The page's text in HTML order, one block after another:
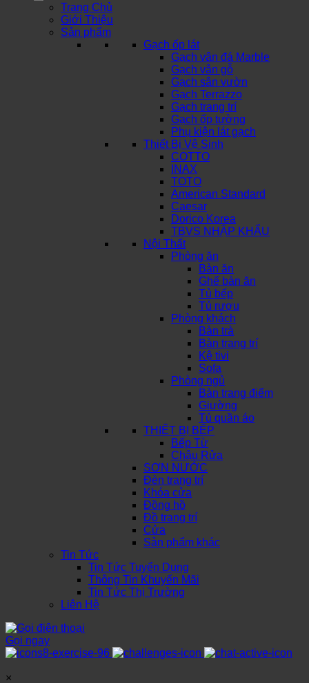
Trang Chủ
Giới Thiệu
Sản phẩm
Gạch ốp lát
Gạch vân đá Marble
Gạch vân gỗ
Gạch sân vườn
Gạch Terrazzo
Gạch trang trí
Gạch ốp tường
Phụ kiện lát gạch
Thiết Bị Vệ Sinh
COTTO
INAX
TOTO
American Standard
Caesar
Dorico Korea
TBVS NHẬP KHẨU
Nội Thất
Phòng ăn
Bàn ăn
Ghế bàn ăn
Tủ bếp
Tủ rượu
Phòng khách
Bàn trà
Bàn trang trí
Kệ tivi
Sofa
Phòng ngủ
Bàn trang điểm
Giường
Tủ quần áo
THIẾT BỊ BẾP
Bếp Từ
Chậu Rửa
SƠN NƯỚC
Đèn trang trí
Khóa cửa
Đồng hồ
Đồ trang trí
Cửa
Sản phẩm khác
Tin Tức
Tin Tức Tuyển Dụng
Thông Tin Khuyến Mãi
Tin Tức Thị Trường
Liên Hệ
Gọi ngay
×